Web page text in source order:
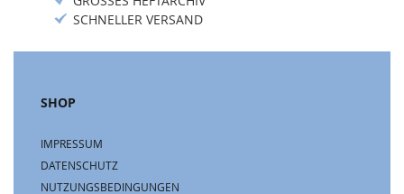
SCHNELLER VERSAND
SHOP
IMPRESSUM
DATENSCHUTZ
NUTZUNGSBEDINGUNGEN